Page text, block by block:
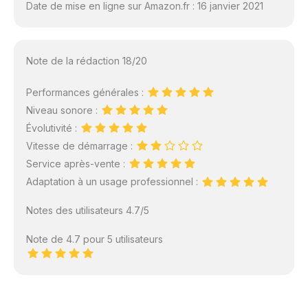
Date de mise en ligne sur Amazon.fr : 16 janvier 2021
Note de la rédaction 18/20
Performances générales :
Niveau sonore :
Évolutivité :
Vitesse de démarrage :
Service après-vente :
Adaptation à un usage professionnel :
Notes des utilisateurs 4.7/5
Note de 4.7 pour 5 utilisateurs